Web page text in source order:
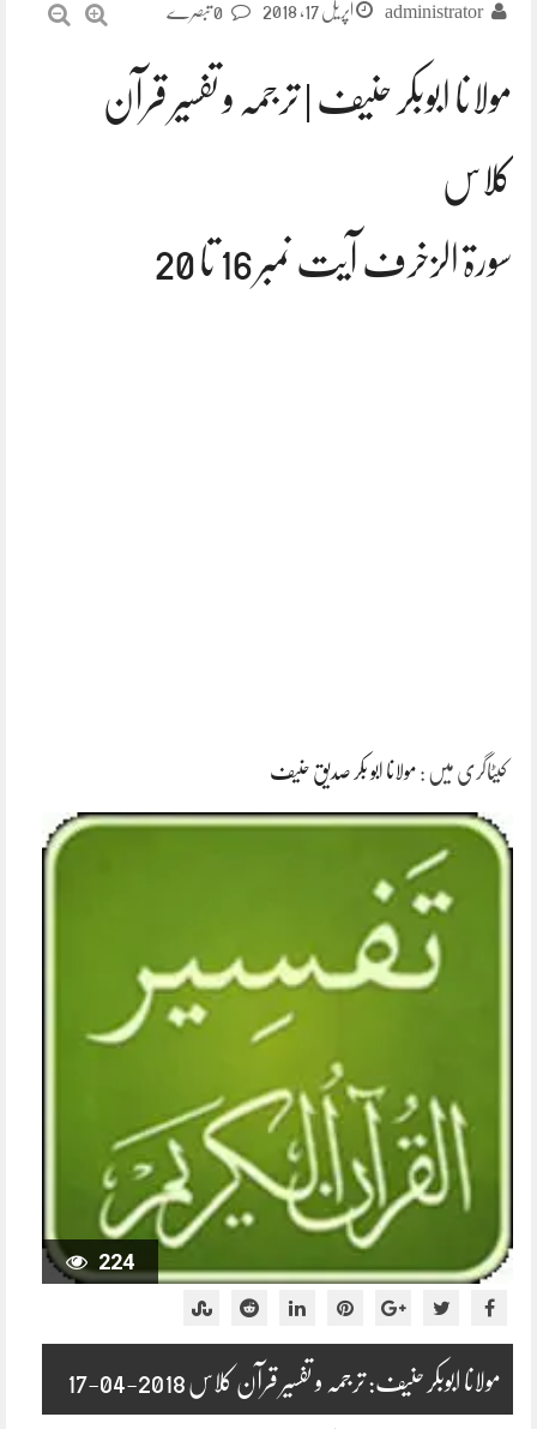
administrator اپریل 17, 2018
مولانا ابوبکر حنیف | ترجمہ و تفسیر قرآن
کلاس
سورۃ الزخرف آیت نمبر 16 تا 20
کیٹاگری میں : مولانا ابو بکر صدیق حنیف
224
مولانا ابوبکر حنیف: ترجمہ و تفسیر قرآن کلاس 2018-04-17